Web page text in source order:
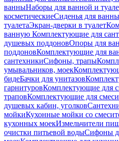
ванныНаборы для ванной и
косметическиеСиденья для ванны
туалетаЭкран-дверки в туалет
ванную Комплектующие для
душевых поддоновОпоры для
поддоновКомплектующие для
сантехникиСифоны, трапы
умывальников, моек
бидеБачки для унитазов
гарнитуровКомплектующие для
траповКомплектующие для
душевых кабин, уголков
мойкиКухонные мойки со
кухонных моекИзмельчители
очистки питьевой водыСифоны